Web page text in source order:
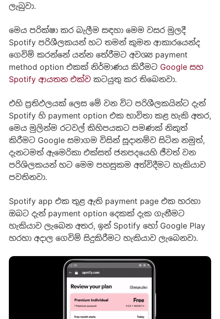
ලැබුවා.
මෙය පරික්ෂා කර බැලීම සඳහා මෙම වසර මුලදී
Spotify පරිශීලකයන් හට තමන් කුමන ආකාරයෙන්ද
ගෙවිම් කරන්නේ යන්න තේරීමට අවශ්‍ය payment
method option එකක් නිර්මාණය කිරීමට Google සහ
Spotify ආයතන එක්වකටයුතු කර තිබෙනවා.
එහි ප්‍රතිඵලයක් ලෙස මේ වන විට පරිශීලකයින්ට දැන්
Spotify හි payment option එක භාවිතා කළ හැකි අතර,
මෙය මුලින්ම රටවල් කිහිපයකට පමණක් නිකුත්
කිරීමට Google සමාගම විසින් සූදානම්ව සිටින නමුත්,
දැනටමත් ඇමෙරිකා එක්සත් ජනපදයෙහි ජීවත් වන
පරිශිලකයන් හට මෙම පහසුකම අත්විදීමට හැකියාව
පවතිනවා.
Spotify app එක තුළ ඇති payment page එක හරහා
ඔබට දැන් payment option දෙකක් දැක ගැනීමට
හැකියාව ලැබෙන අතර, ඉන් Spotify හෝ Google Play
හරහා අදාල ගෙවිම් සිදුකිරීමට හැකියාව ලැබෙනවා.